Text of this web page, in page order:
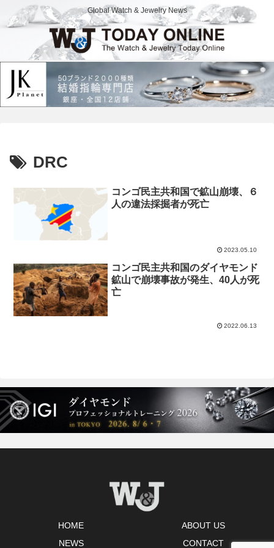
Global Watch & Jewelry News
DRC
コンゴ民主共和国で鉱山崩壊、６
人の違法採掘者が死亡
2023.05.10
コンゴ民主共和国のダイヤモンド
鉱山で崩壊事故が発生、40人が死
亡
2022.06.13
HOME
ABOUT US
NEWS
CONTACT